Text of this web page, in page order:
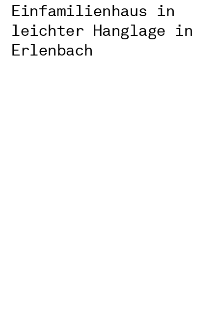
Einfamilienhaus in
leichter Hanglage in
Erlenbach